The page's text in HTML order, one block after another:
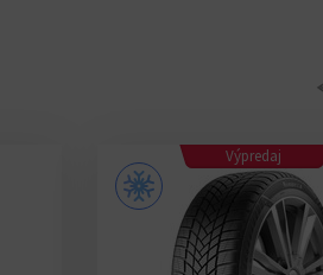
Výpredaj